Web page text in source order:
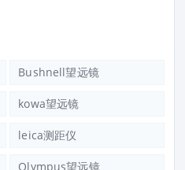
Bushnell望远镜
kowa望远镜
leica测距仪
Olympus望远镜